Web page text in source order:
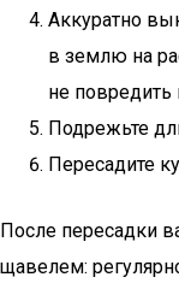
Аккуратно
в землю на
не повредить
Подрежьте
Пересадите
После пересадки
щавелем: